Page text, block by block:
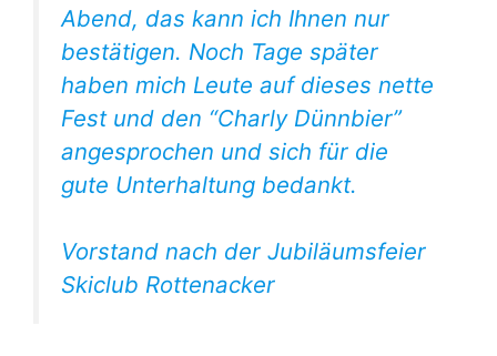
Abend, das kann ich Ihnen nur
bestätigen. Noch Tage später
haben mich Leute auf dieses nette
Fest und den “Charly Dünnbier”
angesprochen und sich für die
gute Unterhaltung bedankt.
Vorstand nach der Jubiläumsfeier
Skiclub Rottenacker